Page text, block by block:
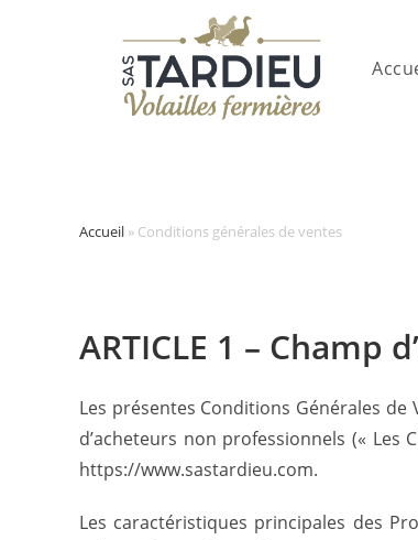
Accueil » Conditions générales de ventes
ARTICLE 1 – Champ
Les présentes Conditions Générales de
d’acheteurs non professionnels («
https://www.sastardieu.com.
Les caractéristiques principales des